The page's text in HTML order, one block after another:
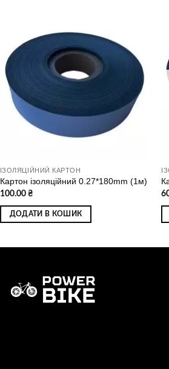
Додати
до
списку
ІЗОЛЯЦІЙНИЙ КАРТОН
Картон ізоляційний 0.27*180mm (1м)
100.00 ₴
ДОДАТИ В КОШИК